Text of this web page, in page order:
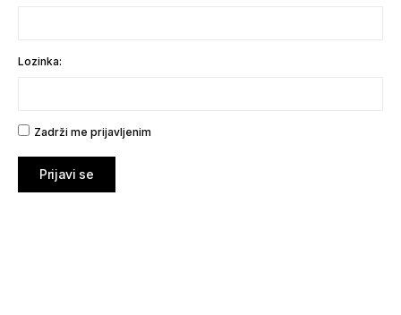
Lozinka:
Zadrži me prijavljenim
Prijavi se